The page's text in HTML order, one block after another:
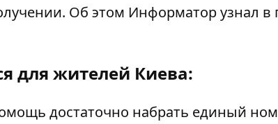
Об этом Информаторузнал в
для жителей Киева:
достаточно набрать единый